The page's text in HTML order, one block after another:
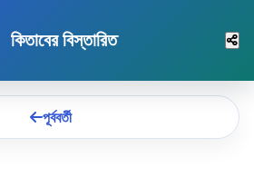
কিতাবের বিস্তারিত
পূর্ববর্তী